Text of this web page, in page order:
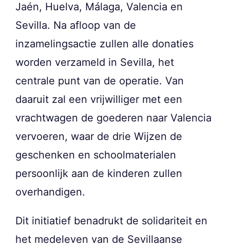
Jaén, Huelva, Málaga, Valencia en
Sevilla. Na afloop van de
inzamelingsactie zullen alle donaties
worden verzameld in Sevilla, het
centrale punt van de operatie. Van
daaruit zal een vrijwilliger met een
vrachtwagen de goederen naar Valencia
vervoeren, waar de drie Wijzen de
geschenken en schoolmaterialen
persoonlijk aan de kinderen zullen
overhandigen.
Dit initiatief benadrukt de solidariteit en
het medeleven van de Sevillaanse